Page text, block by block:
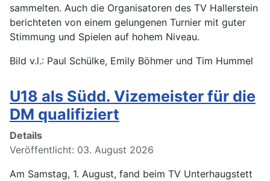
sammelten. Auch die Organisatoren des TV Hallerstein
berichteten von einem gelungenen Turnier mit guter
Stimmung und Spielen auf hohem Niveau.
Bild v.l.: Paul Schülke, Emily Böhmer und Tim Hummel
U18 als Südd. Vizemeister für die
DM qualifiziert
Details
Veröffentlicht: 03. August 2026
Am Samstag, 1. August, fand beim TV Unterhaugstett